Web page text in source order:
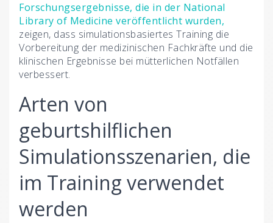
Forschungsergebnisse, die in der National
Library of Medicine veröffentlicht wurden,
zeigen, dass simulationsbasiertes Training die
Vorbereitung der medizinischen Fachkräfte und die
klinischen Ergebnisse bei mütterlichen Notfällen
verbessert.
Arten von
geburtshilflichen
Simulationsszenarien, die
im Training verwendet
werden